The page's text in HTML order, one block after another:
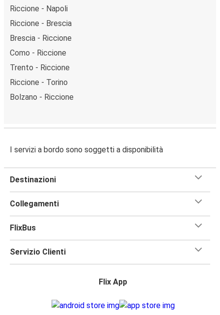
Riccione - Napoli
Riccione - Brescia
Brescia - Riccione
Como - Riccione
Trento - Riccione
Riccione - Torino
Bolzano - Riccione
I servizi a bordo sono soggetti a disponibilità
Destinazioni
Collegamenti
FlixBus
Servizio Clienti
Flix App